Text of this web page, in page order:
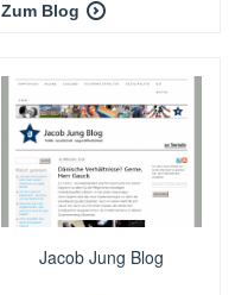
Zum Blog
Jacob Jung Blog